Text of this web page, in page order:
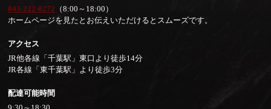
043-222-0272 （8:00～18:00）
ホームページを見たとお伝えいただけるとスムーズです。
アクセス
JR他各線「千葉駅」東口より徒歩14分
JR各線「東千葉駅」より徒歩3分
配達可能時間